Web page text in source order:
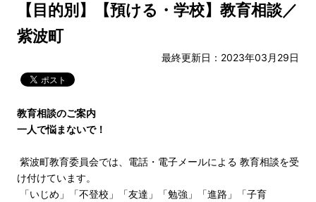
【目的別】【預ける・学校】教育相談／
紫波町
最終更新日：2023年03月29日
教育相談のご案内
一人で悩まないで！
紫波町教育委員会では、電話・電子メールによる 教育相談を受
け付けています。
「いじめ」「不登校」「友達」「勉強」「進路」「子育